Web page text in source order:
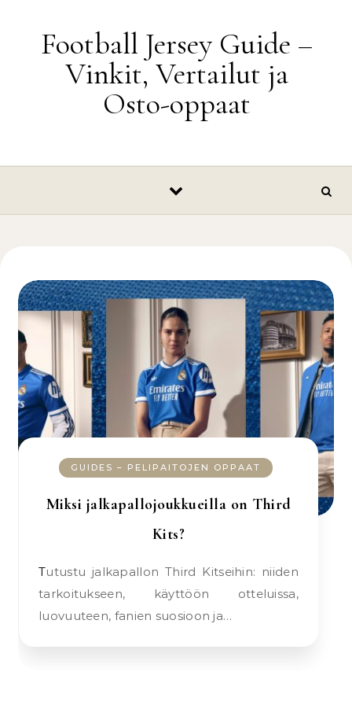
Football Jersey Guide –
Vinkit, Vertailut ja
Osto-oppaat
GUIDES – PELIPAITOJEN OPPAAT
Miksi jalkapallojoukkueilla on Third
Kits?
Tutustu jalkapallon Third Kitseihin: niiden
tarkoitukseen, käyttöön otteluissa,
luovuuteen, fanien suosioon ja…